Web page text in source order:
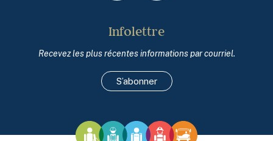
Infolettre
Recevez les plus récentes informations par courriel.
S’abonner